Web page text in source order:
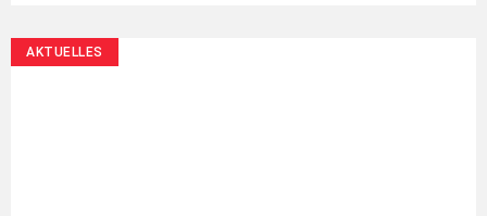
AKTUELLES